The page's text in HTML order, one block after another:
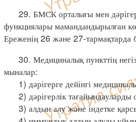
29. БМСК орталығы мен
функциялары мамандандырылған
Ереженің 26 және 27-тармақтарда
30. Медициналық пункттің
мыналар:
1) дәрігерге дейінгі
2) дәрігерлік тағайындауларды
3) алдын алу және індетке